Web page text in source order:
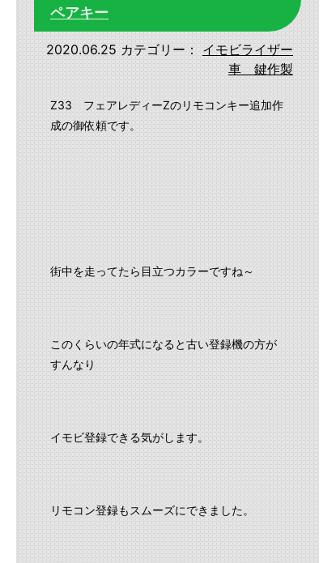
ペアキー
2020.06.25 カテゴリー：
イモビライザー
車 鍵作製
Z33 フェアレディーZのリモコンキー追加作
成の御依頼です。
街中を走ってたら目立つカラーですね～
このくらいの年式になると古い登録機の方が
すんなり
イモビ登録できる気がします。
リモコン登録もスムーズにできました。